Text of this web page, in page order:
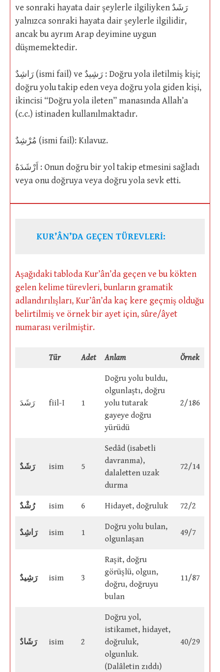
ve sonraki hayata dair şeylerle ilgiliyken رَشَدٌ
yalnızca sonraki hayata dair şeylerle ilgilidir,
ancak bu ayrım Arap deyimine uygun
düşmemektedir.
رَاشِدٌ (ismi fail) ve رَشِيدٌ : Doğru yola iletilmiş kişi;
doğru yolu takip eden veya doğru yola giden kişi,
ikincisi “Doğru yola ileten” manasında Allah’a
(c.c.) istinaden kullanılmaktadır.
مُرْشِدٌ (ismi fail): Kılavuz.
اَرْشَدَهُ : Onun doğru bir yol takip etmesini sağladı
veya onu doğruya veya doğru yola sevk etti.
KUR’ÂN’DA GEÇEN TÜREVLERİ:
Aşağıdaki tabloda Kur’ân’da geçen ve bu kökten
gelen kelime türevleri, bunların gramatik
adlandırılışları, Kur’ân’da kaç kere geçmiş olduğu
belirtilmiş ve örnek bir ayet için, sûre/âyet
numarası verilmiştir.
Tür Adet Anlam Örnek
رَشَدَ fiil-I 1
Doğru yolu buldu,
olgunlaştı, doğru
yolu tutarak
gayeye doğru
yürüdü
2/186
رَشَدٌ isim 5
Sedâd (isabetli
davranma),
dalaletten uzak
durma
72/14
رُشْدٌ isim 6 Hidayet, doğruluk 72/2
رَاشِدٌ isim 1
Doğru yolu bulan,
olgunlaşan
49/7
رَشِيدٌ isim 3
Raşit, doğru
görüşlü, olgun,
doğru, doğruyu
bulan
11/87
رَشَادٌ isim 2
Doğru yol,
istikamet, hidayet,
doğruluk,
olgunluk.
(Dalâletin zıddı)
40/29